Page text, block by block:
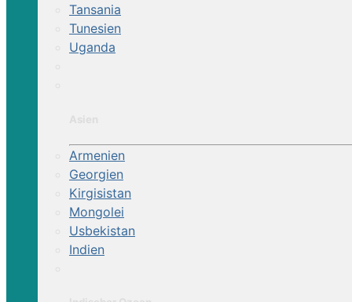
Tansania
Tunesien
Uganda
Armenien
Georgien
Kirgisistan
Mongolei
Usbekistan
Indien